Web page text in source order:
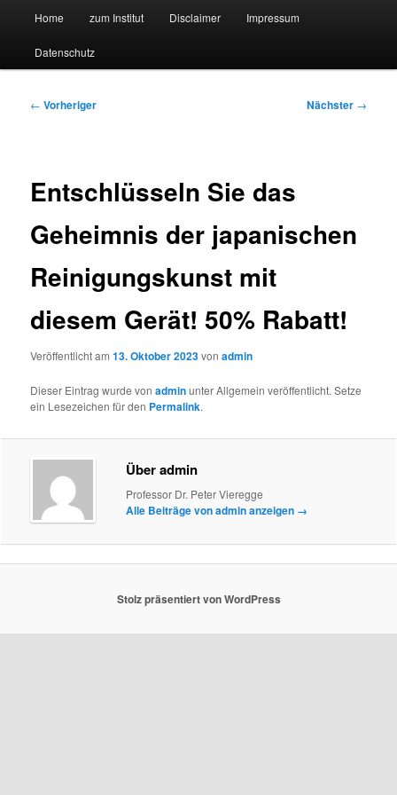
Suchmaschine Forschung und
Technologie
Zum
primären
Zum
sekundären
Home zum Institut Disclaimer Impressum
Datenschutz
Beitragsnavigation
← Vorheriger Nächster →
Entschlüsseln Sie das
Geheimnis der japanischen
Reinigungskunst mit
diesem Gerät! 50% Rabatt!
Veröffentlicht am13. Oktober 2023vonadmin
Dieser Eintrag wurde vonadminunter Allgemein veröffentlicht. Setze
ein Lesezeichen für den Permalink.
Über admin
Professor Dr. Peter Vieregge
Alle Beiträge von admin anzeigen →
Stolz präsentiert von WordPress